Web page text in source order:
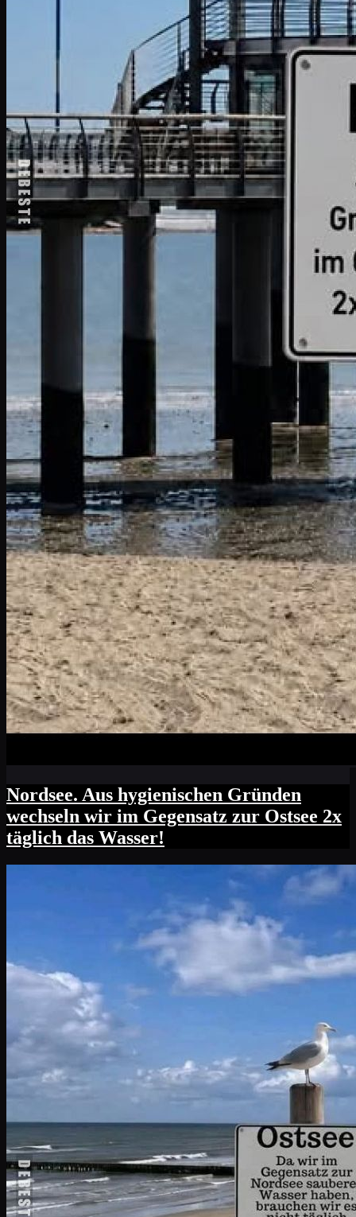
Nordsee. Aus hygienischen Gründen
wechseln wir im Gegensatz zur Ostsee 2x
täglich das Wasser!